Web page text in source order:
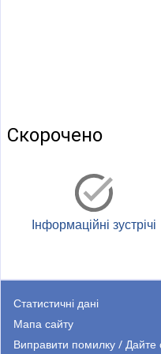
Скорочено
Інформаційні зустрічі
Статистичні дані
Мапа сайту
Виправити помилку / Дайте